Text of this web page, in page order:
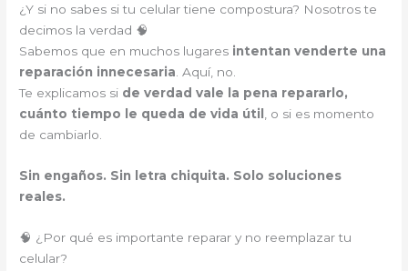
¿Y si no sabes si tu celular tiene compostura? Nosotros te
decimos la verdad 🧠
Sabemos que en muchos lugares intentan venderte una
reparación innecesaria . Aquí, no.
Te explicamos si de verdad vale la pena repararlo,
cuánto tiempo le queda de vida útil
, o si es momento
de cambiarlo.
Sin engaños. Sin letra chiquita. Solo soluciones
reales.
🧠 ¿Por qué es importante reparar y no reemplazar tu
celular?